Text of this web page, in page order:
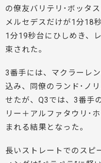
の僚友バリテリ･ボッタ
メルセデスだけが1分18
1分19秒台にひしめき、
束された。
3番手には、マクラーレ
込み、同僚のランド･ノ
せたが、Q3では、3番手
リー＋アルファタウリ･
まれる結果となった。
長いストレートでのスピ